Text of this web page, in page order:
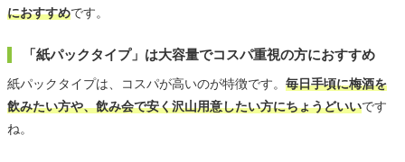
におすすめです。
「紙パックタイプ」は大容量でコスパ重視の方におすすめ
紙パックタイプは、コスパが高いのが特徴です。 毎日手頃に梅酒を
飲みたい方や、飲み会で安く沢山用意したい方にちょうどいいです
ね。